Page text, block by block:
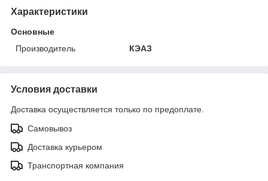
Характеристики
Основные
Производитель
КЭАЗ
Условия доставки
Доставка осуществляется только по предоплате.
Самовывоз
Доставка курьером
Транспортная компания